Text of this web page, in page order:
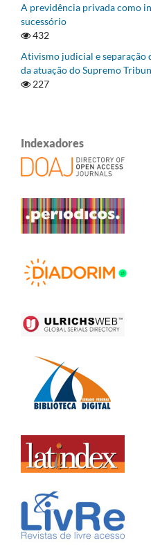
A previdência privada como
sucessório
432
Ativismo judicial e separação
da atuação do Supremo
227
Indexadores